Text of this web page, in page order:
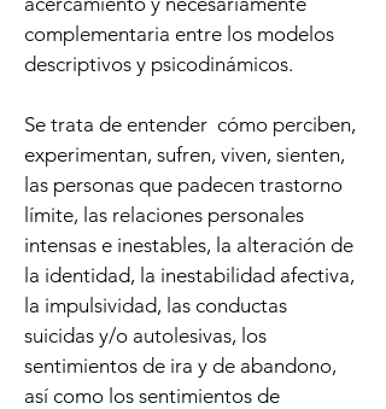
complementaria entre los modelos
descriptivos y psicodinámicos.
Se trata de entender cómo perciben,
experimentan, sufren, viven, sienten,
las personas que padecen trastorno
límite, las relaciones personales
intensas e inestables, la alteración de
la identidad, la inestabilidad afectiva,
la impulsividad, las conductas
suicidas y/o autolesivas, los
sentimientos de ira y de abandono,
así como los sentimientos de